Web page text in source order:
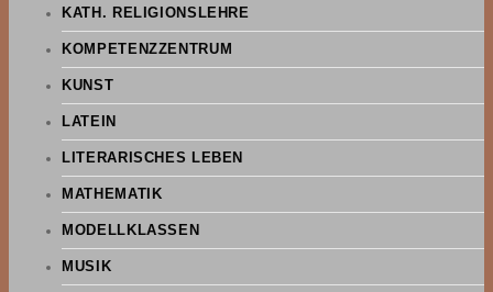
KATH. RELIGIONSLEHRE
KOMPETENZZENTRUM
KUNST
LATEIN
LITERARISCHES LEBEN
MATHEMATIK
MODELLKLASSEN
MUSIK